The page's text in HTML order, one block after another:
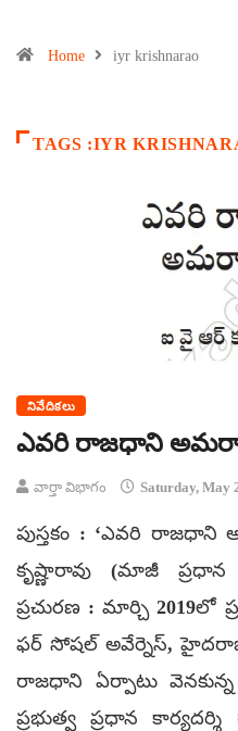
Home iyr krishnarao
TAGS :IYR
నివేదికలు
ఎవరి రాజధాని
వార్తా విభాగం Saturday, May
పుస్తకం : ‘ఎవరి
కృష్ణారావు (మాజీ ప్రధాన
ప్రచురణ : మార్చి 2019లో
ఫర్ సోషల్ అవేర్నెస్,
రాజధాని ఏర్పాటు
ప్రభుత్వ ప్రధాన